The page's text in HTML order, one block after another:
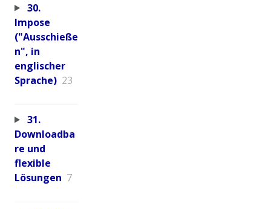
30.
Impose
("Ausschieße
n", in
englischer
Sprache) 23
31.
Downloadba
re und
flexible
Lösungen 7